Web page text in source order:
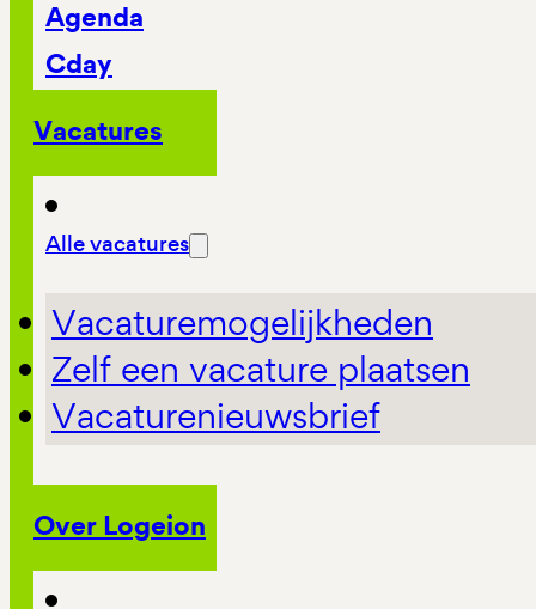
Agenda
Cday
Vacatures
Alle vacatures
Vacaturemogelijkheden
Zelf een vacature plaatsen
Vacaturenieuwsbrief
Over Logeion